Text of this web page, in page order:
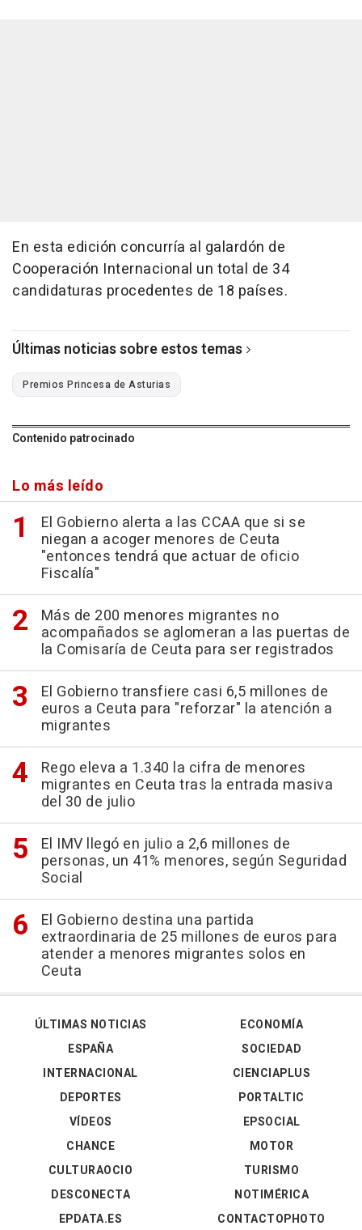
En esta edición concurría al galardón de
Cooperación Internacional un total de 34
candidaturas procedentes de 18 países.
Últimas noticias sobre estos temas
Premios Princesa de Asturias
Contenido patrocinado
Lo más leído
El Gobierno alerta a las CCAA que si se
niegan a acoger menores de Ceuta
"entonces tendrá que actuar de oficio
Fiscalía"
Más de 200 menores migrantes no
acompañados se aglomeran a las puertas de
la Comisaría de Ceuta para ser registrados
El Gobierno transfiere casi 6,5 millones de
euros a Ceuta para "reforzar" la atención a
migrantes
Rego eleva a 1.340 la cifra de menores
migrantes en Ceuta tras la entrada masiva
del 30 de julio
El IMV llegó en julio a 2,6 millones de
personas, un 41% menores, según Seguridad
Social
El Gobierno destina una partida
extraordinaria de 25 millones de euros para
atender a menores migrantes solos en
Ceuta
ÚLTIMAS NOTICIAS
ESPAÑA
INTERNACIONAL
DEPORTES
VÍDEOS
ECONOMÍA
SOCIEDAD
CIENCIAPLUS
PORTALTIC
EPSOCIAL
CHANCE
CULTURAOCIO
DESCONECTA
EPDATA.ES
MOTOR
TURISMO
NOTIMÉRICA
CONTACTOPHOTO